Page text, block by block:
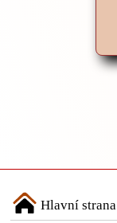
Hlavní strana